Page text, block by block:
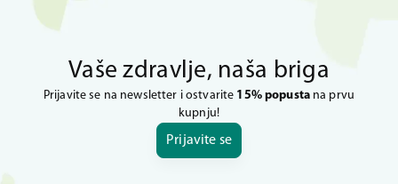
Vaše zdravlje, naša briga
Prijavite se na newsletter i ostvarite 15% popustana prvu
kupnju!
Prijavite se